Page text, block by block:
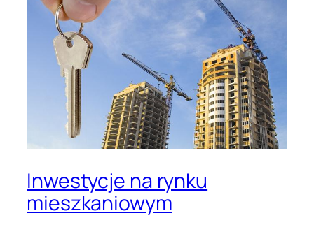
Inwestycje na rynku
mieszkaniowym